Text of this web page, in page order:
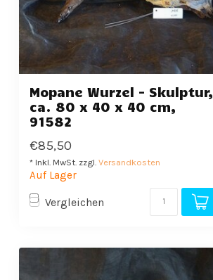
Mopane Wurzel - Skulptur,
ca. 80 x 40 x 40 cm,
91582
€85,50
* Inkl. MwSt. zzgl. Versandkosten
Auf Lager
Vergleichen